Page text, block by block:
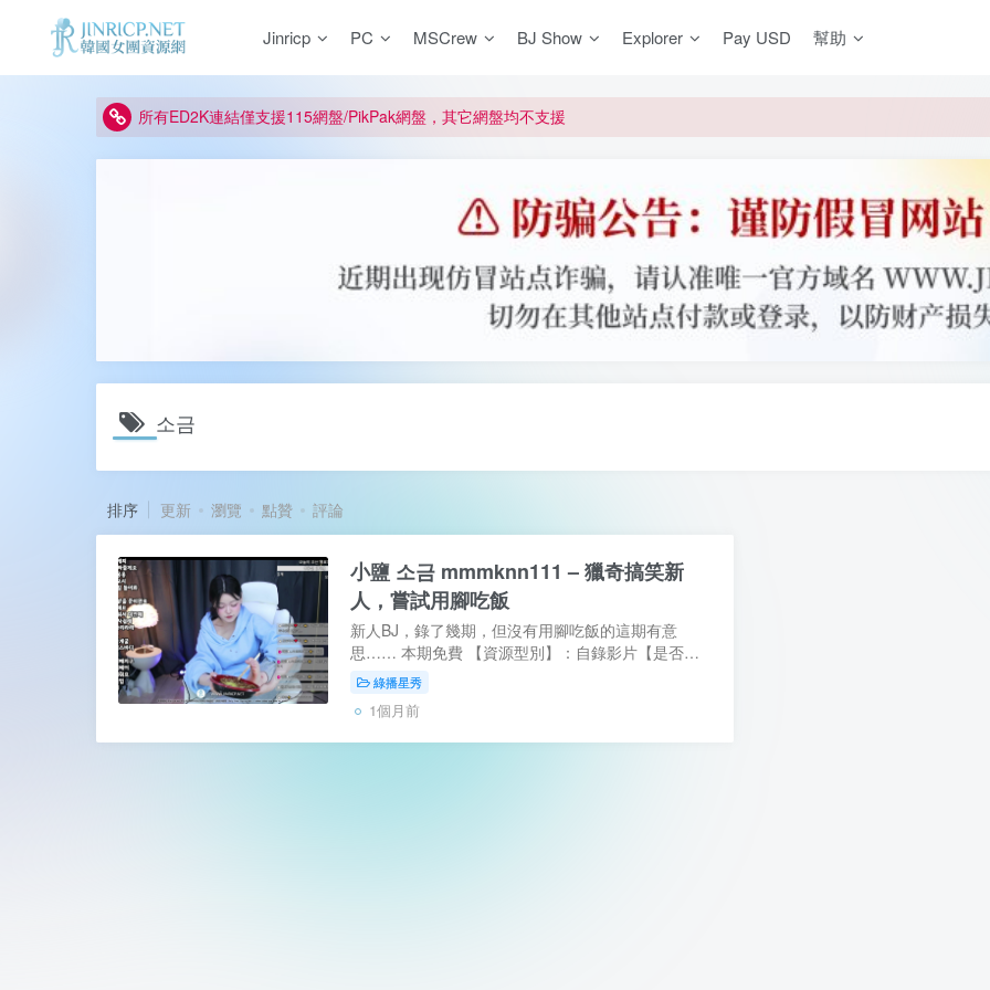
Jinricp PC MSCrew BJ Show Explorer Pay USD 幫助
正版宣告: 警惕盜版網站冒充 Jinricp.net [20260605更新]
因粉絲房被舉報給主播糟下架,我們提高了粉絲房購買門檻
所有ED2K連結僅支援115網盤/PikPak網盤，其它網盤均不支援
關於 PikPak 下播放影片呈現 “一條線” 的問題報告
正版宣告: 警惕盜版網站冒充 Jinricp.net [20260605更新]
소금
排序 更新 瀏覽 點贊 評論
小鹽 소금 mmmknn111 – 獵奇搞笑新
人，嘗試用腳吃飯
新人BJ，錄了幾期，但沒有用腳吃飯的這期有意
思…… 本期免費 【資源型別】：自錄影片【是否有
碼】：無碼 無水印 無廣告【資源大小】：1V/2.3G/1
配額【磁力下載】：PikPak / ED2K【影片解析度】...
綠播星秀
1個月前